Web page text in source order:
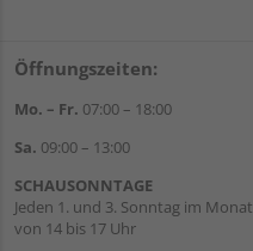
Öffnungszeiten:
Mo. – Fr. 07:00 – 18:00
Sa. 09:00 – 13:00
SCHAUSONNTAGE
Jeden 1. und 3. Sonntag im Monat
von 14 bis 17 Uhr